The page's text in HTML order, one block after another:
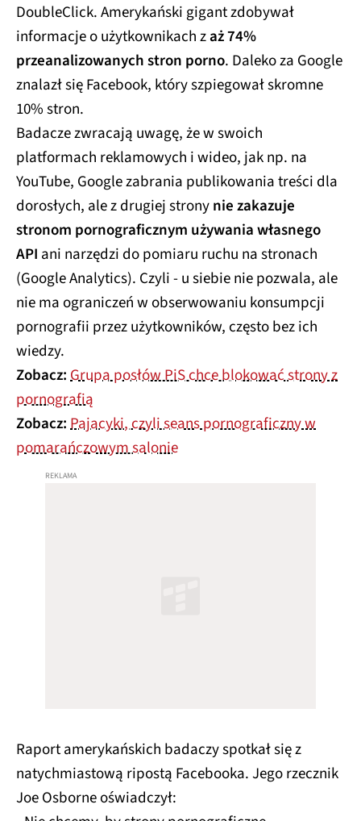
DoubleClick. Amerykański gigant zdobywał
informacje o użytkownikach zaż 74%
przeanalizowanych stron porno. Daleko za Google
znalazł się Facebook, który szpiegował skromne
10% stron.
Badacze zwracają uwagę, że w swoich
platformach reklamowych i wideo, jak np. na
YouTube, Google zabrania publikowania treści dla
dorosłych, ale z drugiej stronynie zakazuje
stronom pornograficznym używania własnego
API ani narzędzi do pomiaru ruchu na stronach
(Google Analytics). Czyli - u siebie nie pozwala, ale
nie ma ograniczeń w obserwowaniu konsumpcji
pornografii przez użytkowników, często bez ich
wiedzy.
Zobacz:Grupa posłów PiS chce blokować strony z
pornografią
Zobacz:Pajacyki, czyli seans pornograficzny w
pomarańczowym salonie
Raport amerykańskich badaczy spotkał się z
natychmiastową ripostą Facebooka. Jego rzecznik
Joe Osborne oświadczył: